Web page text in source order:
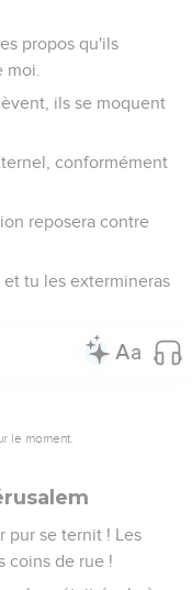
à moudre, des
de bois.
la ville, les jeunes
a remplacé nos
tombée. Malheur à
sont obscurcis,
et que les
ton trône subsiste de
du passé !
Serais-tu irrité contre